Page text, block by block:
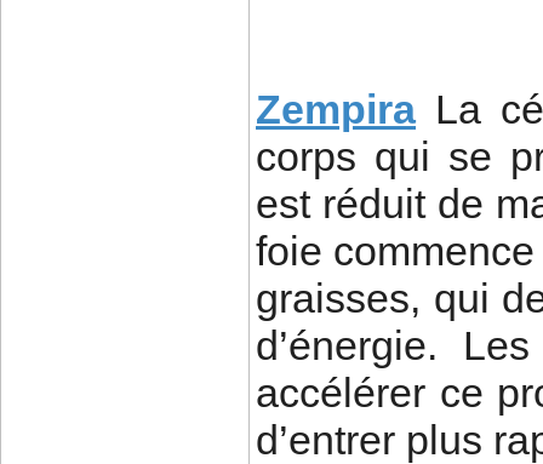
Zempira La
corps qui se
est réduit de
foie
graisses, qui
d’énergie.
accélérer ce
d’entrer plus